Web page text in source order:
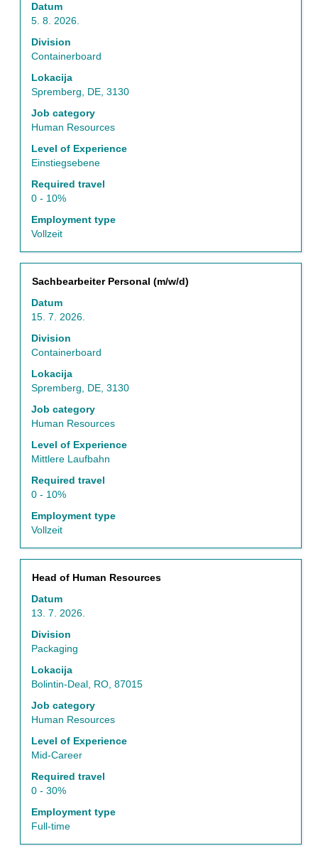
Izaberite
svih
Datum
5. 8. 2026.
Division
Containerboard
Lokacija
Spremberg, DE, 3130
Job category
Human Resources
Level of Experience
Einstiegsebene
Required travel
0 - 10%
Employment type
Vollzeit
razmaknicom
da
biste
prikazali
sadržaj
informacija
o
poslu.
Naslov
Sachbearbeiter Personal (m/w/d)
Datum
15. 7. 2026.
Division
Containerboard
Lokacija
Spremberg, DE, 3130
Job category
Human Resources
Level of Experience
Mittlere Laufbahn
Required travel
0 - 10%
Employment type
Vollzeit
Izaberite
razmaknicom
da
biste
prikazali
sadržaj
informacija
o
poslu.
Naslov
Head of Human Resources
Datum
13. 7. 2026.
Division
Packaging
Lokacija
Bolintin-Deal, RO, 87015
Job category
Human Resources
Level of Experience
Mid-Career
Required travel
0 - 30%
Employment type
Full-time
Izaberite
razmaknicom
da
biste
prikazali
sadržaj
informacija
o
poslu.